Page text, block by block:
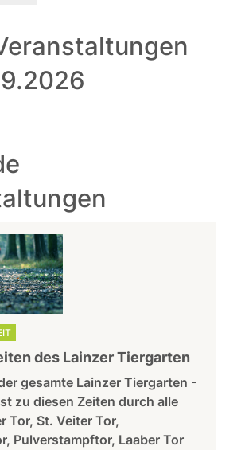
des Lainzer Tiergarten
gesamte Lainzer Tiergarten -
zu diesen Zeiten durch alle
Tor, St. Veiter Tor,
Pulverstampftor, Laaber Tor